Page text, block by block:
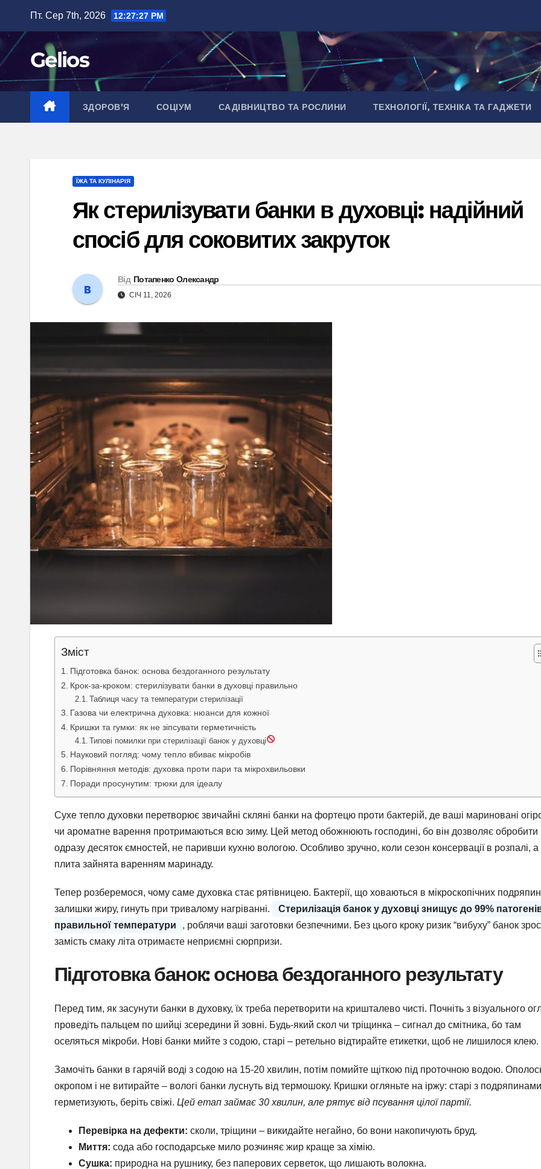
вмісту
Пт. Сер 7th, 2026 12:27:28 PM
Gelios
ЗДОРОВ’Я СОЦІУМ САДІВНИЦТВО ТА РОСЛИНИ ТЕХНОЛОГІЇ, ТЕХНІКА ТА ГАДЖЕТИ
ЇЖА ТА КУЛІНАРІЯ
Як стерилізувати банки в духовці: надійний
спосіб для соковитих закруток
Від Потапенко Олександр
СІЧ 11, 2026
Зміст
Підготовка банок: основа бездоганного результату
Крок-за-кроком: стерилізувати банки в духовці правильно
Таблиця часу та температури стерилізації
Газова чи електрична духовка: нюанси для кожної
Кришки та гумки: як не зіпсувати герметичність
Типові помилки при стерилізації банок у духовці
Науковий погляд: чому тепло вбиває мікробів
Порівняння методів: духовка проти пари та мікрохвильовки
Поради просунутим: трюки для ідеалу
Сухе тепло духовки перетворює звичайні скляні банки на фортецю проти бактерій, де ваші мариновані
чи ароматне варення протримаються всю зиму. Цей метод обожнюють господині, бо він дозволяє обробити
одразу десяток ємностей, не паривши кухню вологою. Особливо зручно, коли сезон консервації в розпалі, а
плита зайнята варенням маринаду.
Тепер розберемося, чому саме духовка стає рятівницею. Бактерії, що ховаються в мікроскопічних
залишки жиру, гинуть при тривалому нагріванні.
Стерилізація банок у духовці знищує до 99%
правильної температури
, роблячи ваші заготовки безпечними. Без цього кроку ризик “вибуху” банок
замість смаку літа отримаєте неприємні сюрпризи.
Підготовка банок: основа бездоганного результату
Перед тим, як засунути банки в духовку, їх треба перетворити на кришталево чисті. Почніть з візуального
проведіть пальцем по шийці зсередини й зовні. Будь-який скол чи тріщинка – сигнал до смітника, бо там
оселяться мікроби. Нові банки мийте з содою, старі – ретельно відтирайте етикетки, щоб не лишилося клею.
Замочіть банки в гарячій воді з содою на 15-20 хвилин, потім помийте щіткою під проточною водою.
окропом і не витирайте – вологі банки луснуть від термошоку. Кришки огляньте на іржу: старі з
герметизують, беріть свіжі. Цей етап займає 30 хвилин, але рятує від псування цілої партії.
Перевірка на дефекти: сколи, тріщини – викидайте негайно, бо вони накопичують бруд.
Миття: сода або господарське мило розчиняє жир краще за хімію.
Сушка: природна на рушнику, без паперових серветок, що лишають волокна.